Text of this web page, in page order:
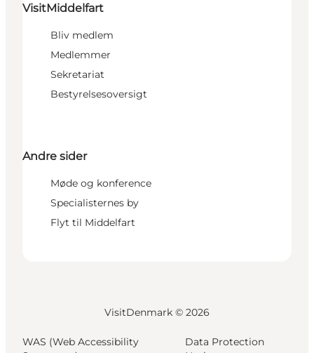
VisitMiddelfart
Bliv medlem
Medlemmer
Sekretariat
Bestyrelsesoversigt
Andre sider
Møde og konference
Specialisternes by
Flyt til Middelfart
VisitDenmark © 2026
WAS (Web Accessibility
Data Protection